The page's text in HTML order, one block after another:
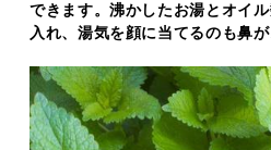
できます。沸かしたお湯とオイ
入れ、湯気を顔に当てるのも鼻